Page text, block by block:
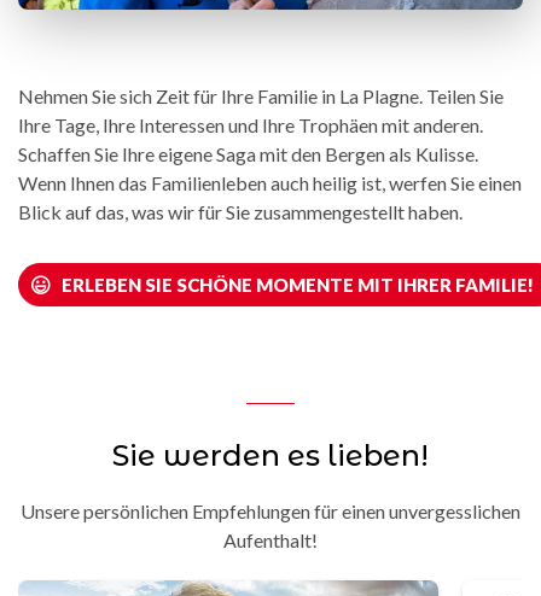
Nehmen Sie sich Zeit für Ihre Familie in La Plagne. Teilen Sie
Ihre Tage, Ihre Interessen und Ihre Trophäen mit anderen.
Schaffen Sie Ihre eigene Saga mit den Bergen als Kulisse.
Wenn Ihnen das Familienleben auch heilig ist, werfen Sie einen
Blick auf das, was wir für Sie zusammengestellt haben.
ERLEBEN SIE SCHÖNE MOMENTE MIT IHRER FAMILIE!
Sie werden es lieben!
Unsere persönlichen Empfehlungen für einen unvergesslichen
Aufenthalt!